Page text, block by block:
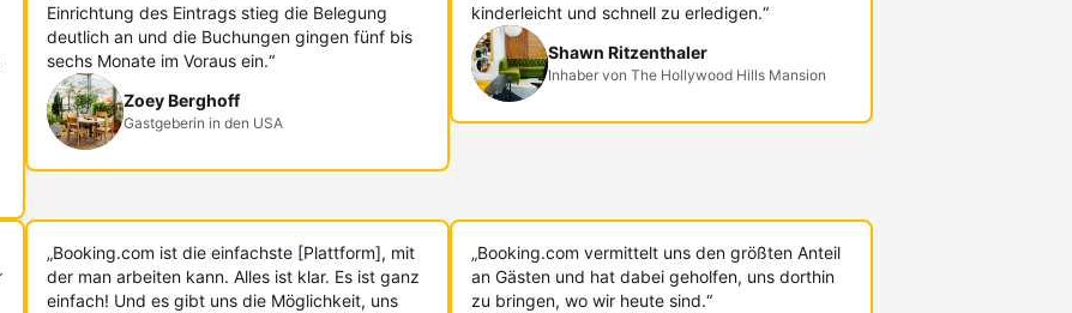
Einrichtung des Eintrags stieg die Belegung
deutlich an und die Buchungen gingen fünf bis
sechs Monate im Voraus ein.“
Zoey Berghoff
Gastgeberin in den USA
kinderleicht und schnell zu erledigen.“
Shawn Ritzenthaler
Inhaber von The Hollywood Hills Mansion
„Booking.com ist die einfachste [Plattform], mit
der man arbeiten kann. Alles ist klar. Es ist ganz
einfach! Und es gibt uns die Möglichkeit, uns
„Booking.com vermittelt uns den größten Anteil
an Gästen und hat dabei geholfen, uns dorthin
zu bringen, wo wir heute sind.“